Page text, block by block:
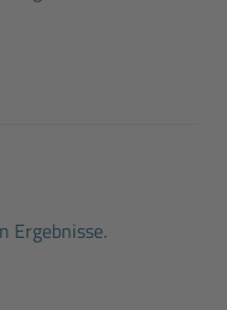
Ergebnisse.